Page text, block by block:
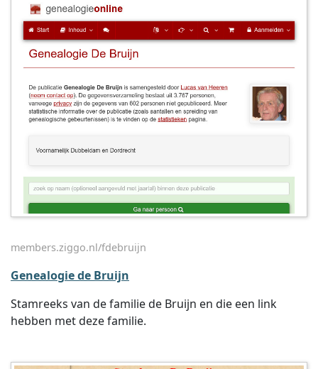
members.ziggo.nl/fdebruijn
Genealogie de Bruijn
Stamreeks van de familie de Bruijn en die een link
hebben met deze familie.